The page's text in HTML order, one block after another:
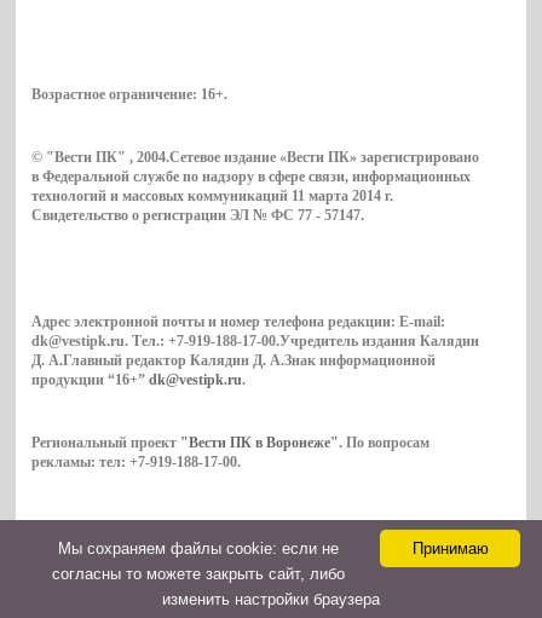
Возрастное ограничение: 16+.
© "Вести ПК" , 2004.Сетевое издание «Вести ПК» зарегистрировано
в Федеральной службе по надзору в сфере связи, информационных
технологий и массовых коммуникаций 11 марта 2014 г.
Свидетельство о регистрации ЭЛ № ФС 77 - 57147.
Адрес электронной почты и номер телефона редакции: E-mail:
dk@vestipk.ru. Тел.: +7-919-188-17-00.Учредитель издания Калядин
Д. А.Главный редактор Калядин Д. А.Знак информационной
продукции “16+”dk@vestipk.ru.
Региональный проект "Вести ПК в Воронеже". По вопросам
рекламы: тел: +7-919-188-17-00.
Copyright © 2026. ВестиПК в Воронеже
Контакты
Принимаю
Мы cохраняем файлы cookie: если не
согласны то можете закрыть сайт, либо
изменить настройки браузера